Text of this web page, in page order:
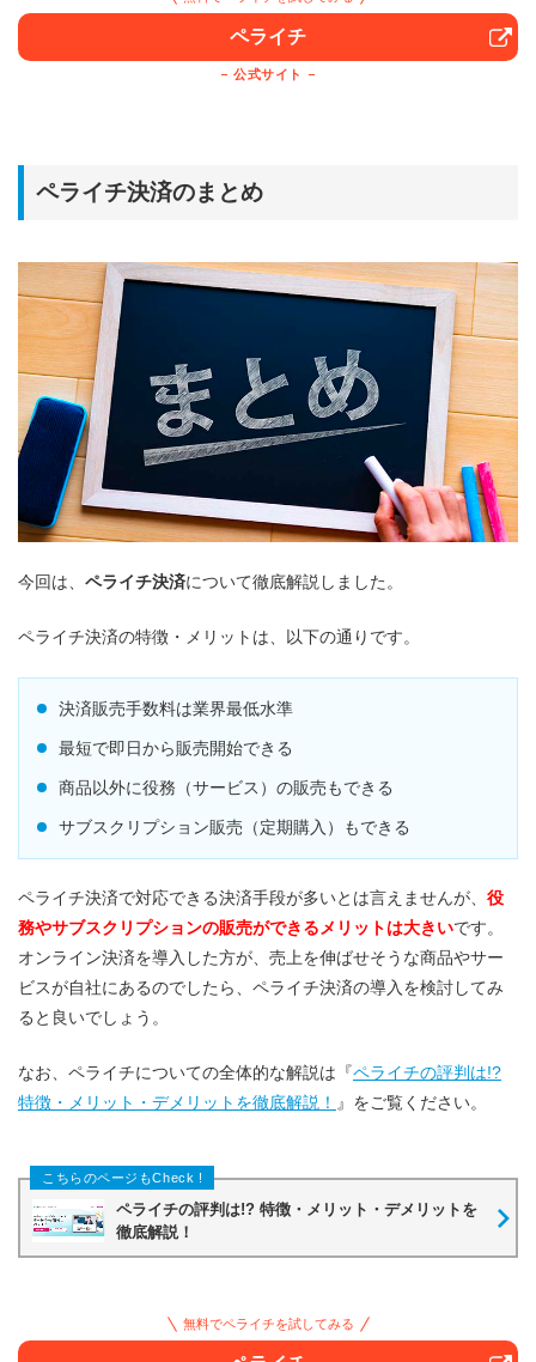
ペライチ
公式サイト
ペライチ決済のまとめ
今回は、 ペライチ決済について徹底解説しました。
ペライチ決済の特徴・メリットは、以下の通りです。
決済販売手数料は業界最低水準
最短で即日から販売開始できる
商品以外に役務（サービス）の販売もできる
サブスクリプション販売（定期購⼊）もできる
ペライチ決済で対応できる決済手段が多いとは言えませんが、 役
務やサブスクリプションの販売ができるメリットは大きいです。
オンライン決済を導入した方が、売上を伸ばせそうな商品やサー
ビスが自社にあるのでしたら、ペライチ決済の導入を検討してみ
ると良いでしょう。
なお、ペライチについての全体的な解説は『ペライチの評判は!?
特徴・メリット・デメリットを徹底解説！ 』をご覧ください。
ペライチの評判は!? 特徴・メリット・デメリットを
徹底解説！
無料でペライチを試してみる